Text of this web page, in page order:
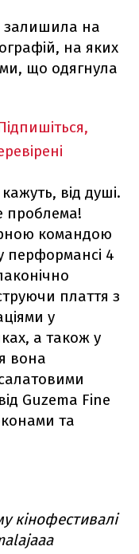
залишила на
на яких
що одягнула
від душі.
проблема!
командою
перформансі 4
плаття з
у
а також у
вона
Guzema Fine
та
кінофестивалі